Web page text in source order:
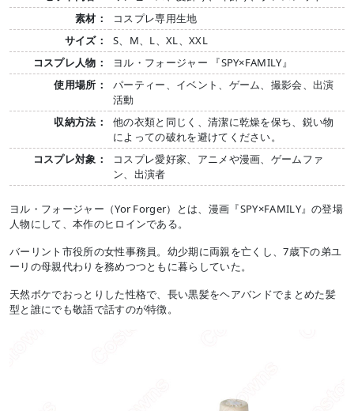
素材：
コスプレ専用生地
サイズ：
S、M、L、XL、XXL
コスプレ人物：
ヨル・フォージャー 『SPY×FAMILY』
使用場所：
パーティー、イベント、ゲーム、撮影会、出演
活動
収納方法：
他の衣類と同じく、清潔に乾燥を保ち、鋭い物
によっての破れを避けてください。
コスプレ対象：
コスプレ愛好家、アニメや漫画、ゲームファ
ン、出演者
ヨル・フォージャー（Yor Forger）とは、漫画『SPY×FAMILY』の登場
人物にして、本作のヒロインである。
バーリント市役所の女性事務員。幼少期に両親を亡くし、7歳下の弟ユ
ーリの母親代わりを務めつつともに暮らしていた。
天然ボケでおっとりした性格で、長い黒髪をヘアバンドでまとめた髪
型と誰にでも敬語で話すのが特徴。